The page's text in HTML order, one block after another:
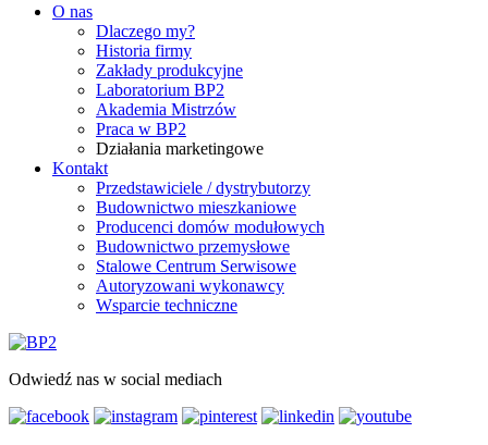
O nas
Dlaczego my?
Historia firmy
Zakłady produkcyjne
Laboratorium BP2
Akademia Mistrzów
Praca w BP2
Działania marketingowe
Kontakt
Przedstawiciele / dystrybutorzy
Budownictwo mieszkaniowe
Producenci domów modułowych
Budownictwo przemysłowe
Stalowe Centrum Serwisowe
Autoryzowani wykonawcy
Wsparcie techniczne
Odwiedź nas w social mediach